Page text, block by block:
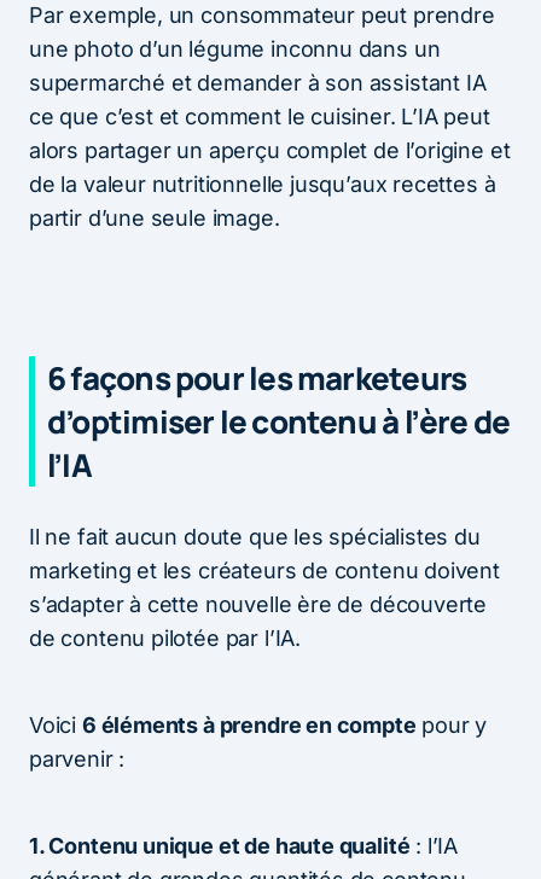
Par exemple, un consommateur peut prendre
une photo d’un légume inconnu dans un
supermarché et demander à son assistant IA
ce que c’est et comment le cuisiner. L’IA peut
alors partager un aperçu complet de l’origine et
de la valeur nutritionnelle jusqu’aux recettes à
partir d’une seule image.
6 façons pour les marketeurs
d’optimiser le contenu à l’ère de
l’IA
Il ne fait aucun doute que les spécialistes du
marketing et les créateurs de contenu doivent
s’adapter à cette nouvelle ère de découverte
de contenu pilotée par l’IA.
Voici 6 éléments à prendre en compte pour y
parvenir :
1. Contenu unique et de haute qualité : l’IA